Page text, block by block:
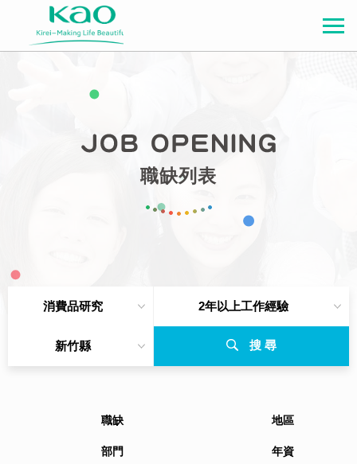
職缺列表
消費品研究 2年以上工作經驗
新竹縣 搜 尋
職缺 地區
部門 年資